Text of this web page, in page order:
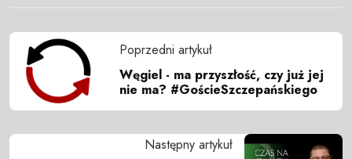
Poprzedni artykuł
Węgiel - ma przyszłość, czy już jej
nie ma? #GościeSzczepańskiego
Następny artykuł